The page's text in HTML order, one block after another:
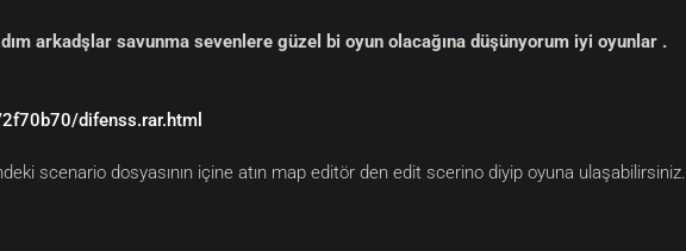
arkadşlar savunma sevenlere güzel bi oyun olacağına düşünyorum iyi oyunlar .
difenss.rar.html
scenario dosyasının içine atın map editör den edit scerino diyip oyuna ulaşabilirsiniz.